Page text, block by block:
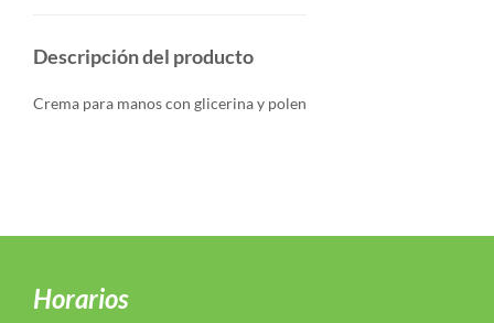
Descripción del producto
Crema para manos con glicerina y polen
Horarios